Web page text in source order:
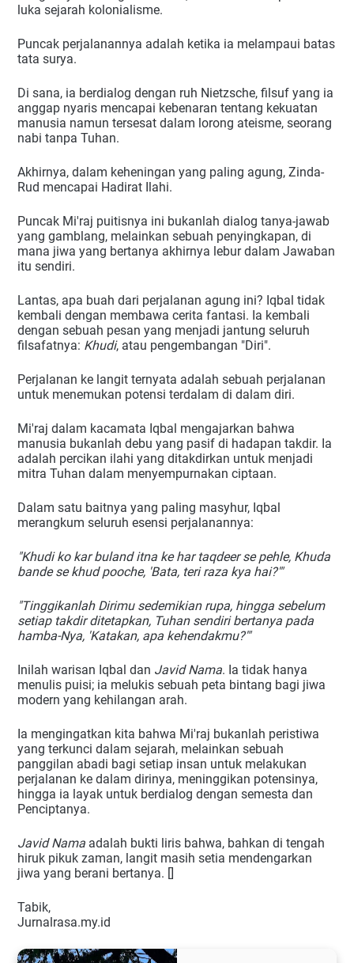
luka sejarah kolonialisme.
Puncak perjalanannya adalah ketika ia melampaui batas
tata surya.
Di sana, ia berdialog dengan ruh Nietzsche, filsuf yang ia
anggap nyaris mencapai kebenaran tentang kekuatan
manusia namun tersesat dalam lorong ateisme, seorang
nabi tanpa Tuhan.
Akhirnya, dalam keheningan yang paling agung, Zinda-
Rud mencapai Hadirat Ilahi.
Puncak Mi'raj puitisnya ini bukanlah dialog tanya-jawab
yang gamblang, melainkan sebuah penyingkapan, di
mana jiwa yang bertanya akhirnya lebur dalam Jawaban
itu sendiri.
Lantas, apa buah dari perjalanan agung ini? Iqbal tidak
kembali dengan membawa cerita fantasi. Ia kembali
dengan sebuah pesan yang menjadi jantung seluruh
filsafatnya: Khudi, atau pengembangan "Diri".
Perjalanan ke langit ternyata adalah sebuah perjalanan
untuk menemukan potensi terdalam di dalam diri.
Mi'raj dalam kacamata Iqbal mengajarkan bahwa
manusia bukanlah debu yang pasif di hadapan takdir. Ia
adalah percikan ilahi yang ditakdirkan untuk menjadi
mitra Tuhan dalam menyempurnakan ciptaan.
Dalam satu baitnya yang paling masyhur, Iqbal
merangkum seluruh esensi perjalanannya:
"Khudi ko kar buland itna ke har taqdeer se pehle, Khuda
bande se khud pooche, 'Bata, teri raza kya hai?'"
"Tinggikanlah Dirimu sedemikian rupa, hingga sebelum
setiap takdir ditetapkan, Tuhan sendiri bertanya pada
hamba-Nya, 'Katakan, apa kehendakmu?'"
Inilah warisan Iqbal dan Javid Nama. Ia tidak hanya
menulis puisi; ia melukis sebuah peta bintang bagi jiwa
modern yang kehilangan arah.
Ia mengingatkan kita bahwa Mi'raj bukanlah peristiwa
yang terkunci dalam sejarah, melainkan sebuah
panggilan abadi bagi setiap insan untuk melakukan
perjalanan ke dalam dirinya, meninggikan potensinya,
hingga ia layak untuk berdialog dengan semesta dan
Penciptanya.
Javid Nama adalah bukti liris bahwa, bahkan di tengah
hiruk pikuk zaman, langit masih setia mendengarkan
jiwa yang berani bertanya. []
Tabik,
Jurnalrasa.my.id